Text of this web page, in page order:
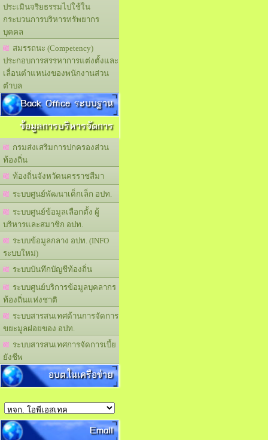
ประเมินจริยธรรมไปใช้ใน
กระบวนการบริหารทรัพยากร
บุคคล
สมรรถนะ (Competency)
ประกอบการสรรหาการแต่งตั้งและ
เลื่อนตำแหน่งของพนักงานส่วน
ตำบล
Back Office ระบบฐาน
ข้อมูลการบริหารจัดการ
กรมส่งเสริมการปกครองส่วน
ท้องถิ่น
ท้องถิ่นจังหวัดนครราชสีมา
ระบบศูนย์พัฒนาเด็กเล็ก อปท.
ระบบศูนย์ข้อมูลเลือกตั้ง ผู้
บริหารและสมาชิก อปท.
ระบบข้อมูลกลาง อปท. (INFO
ระบบใหม่)
ระบบบันทึกบัญชีท้องถิ่น
ระบบศูนย์บริการข้อมูลบุคลากร
ท้องถิ่นแห่งชาติ
ระบบสารสนเทศด้านการจัดการ
ขยะมูลฝอยของ อปท.
ระบบสารสนเทศการจัดการเบี้ย
ยังชีพ
อบต.ในเครือข่าย
Email